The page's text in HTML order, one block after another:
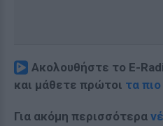
Ακολουθήστε το E-
και μάθετε πρώτοι τα
Για ακόμη περισσότερα